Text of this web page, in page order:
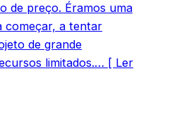
de preço. Éramos uma
começar, a tentar
de grande
limitados.… [ Ler